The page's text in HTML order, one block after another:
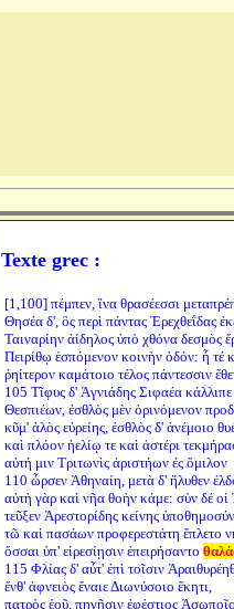
Texte grec :
[1,100] πέμπεν, ἵνα θρασέεσσι
Θησέα δ', ὃς περὶ πάντας Ἐρεχθεΐδας
Ταιναρίην ἀίδηλος ὑπὸ χθόνα δεσμὸς
Πειρίθῳ ἑσπόμενον κοινὴν ὁδόν: ἦ τέ
ῥηίτερον καμάτοιο τέλος πάντεσσιν
105 Τῖφυς δ' Ἁγνιάδης Σιφαέα
Θεσπιέων, ἐσθλὸς μὲν ὀρινόμενον
κῦμ' ἁλὸς εὐρείης, ἐσθλὸς δ' ἀνέμοιο
καὶ πλόον ἠελίῳ τε καὶ ἀστέρι
αὐτή μιν Τριτωνὶς ἀριστήων ἐς ὅμιλον
110 ὦρσεν Ἀθηναίη, μετὰ δ' ἤλυθεν
αὐτὴ γὰρ καὶ νῆα θοὴν κάμε: σὺν δέ οἱ
τεῦξεν Ἀρεστορίδης κείνης
τῶ καὶ πασάων προφερεστάτη ἔπλετο
ὅσσαι ὑπ' εἰρεσίῃσιν ἐπειρήσαντο
115 Φλίας δ' αὖτ' ἐπὶ τοῖσιν
ἔνθ' ἀφνειὸς ἔναιε Διωνύσοιο ἕκητι,
πατρὸς ἑοῦ, πηγῇσιν ἐφέστιος